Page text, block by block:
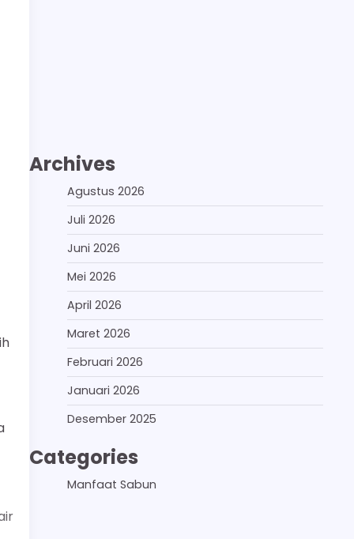
Archives
Agustus 2026
Juli 2026
Juni 2026
Mei 2026
April 2026
Maret 2026
Februari 2026
Januari 2026
Desember 2025
Categories
Manfaat Sabun